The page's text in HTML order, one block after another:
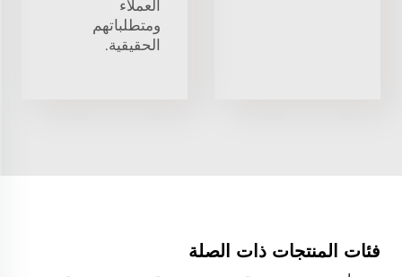
العملاء
ومتطلباتهم
الحقيقية.
فئات المنتجات ذات الصلة